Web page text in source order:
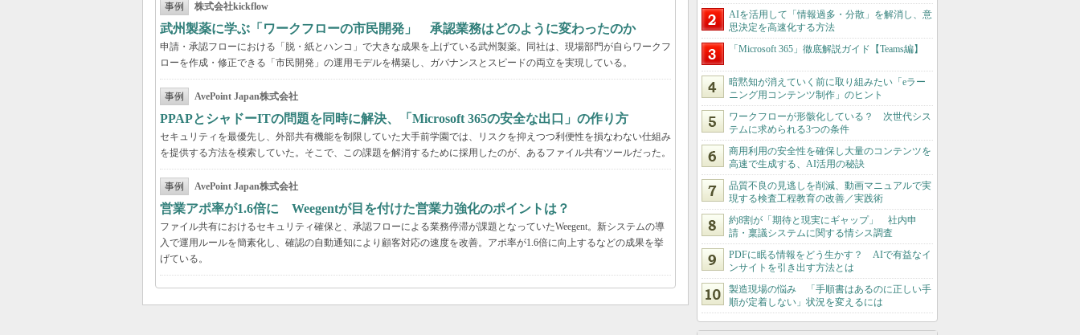
事例 株式会社kickflow
武州製薬に学ぶ「ワークフローの市民開発」 承認業務はどのように変わったのか
申請・承認フローにおける「脱・紙とハンコ」で大きな成果を上げている武州製薬。同社は、現場部門が自らワークフ
ローを作成・修正できる「市民開発」の運用モデルを構築し、ガバナンスとスピードの両立を実現している。
事例 AvePoint Japan株式会社
PPAPとシャドーITの問題を同時に解決、「Microsoft 365の安全な出口」の作り方
セキュリティを最優先し、外部共有機能を制限していた大手前学園では、リスクを抑えつつ利便性を損なわない仕組み
を提供する方法を模索していた。そこで、この課題を解消するために採用したのが、あるファイル共有ツールだった。
事例 AvePoint Japan株式会社
営業アポ率が1.6倍に Weegentが目を付けた営業力強化のポイントは？
ファイル共有におけるセキュリティ確保と、承認フローによる業務停滞が課題となっていたWeegent。新システムの導
入で運用ルールを簡素化し、確認の自動通知により顧客対応の速度を改善。アポ率が1.6倍に向上するなどの成果を挙
げている。
AIを活用して「情報過多・分散」を解消し、意
思決定を高速化する方法
「Microsoft 365」徹底解説ガイド【Teams編】
暗黙知が消えていく前に取り組みたい「eラー
ニング用コンテンツ制作」のヒント
ワークフローが形骸化している？ 次世代シス
テムに求められる3つの条件
商用利用の安全性を確保し大量のコンテンツを
高速で生成する、AI活用の秘訣
品質不良の見逃しを削減、動画マニュアルで実
現する検査工程教育の改善／実践術
約8割が「期待と現実にギャップ」 社内申
請・稟議システムに関する情シス調査
PDFに眠る情報をどう生かす？ AIで有益なイ
ンサイトを引き出す方法とは
製造現場の悩み 「手順書はあるのに正しい手
順が定着しない」状況を変えるには